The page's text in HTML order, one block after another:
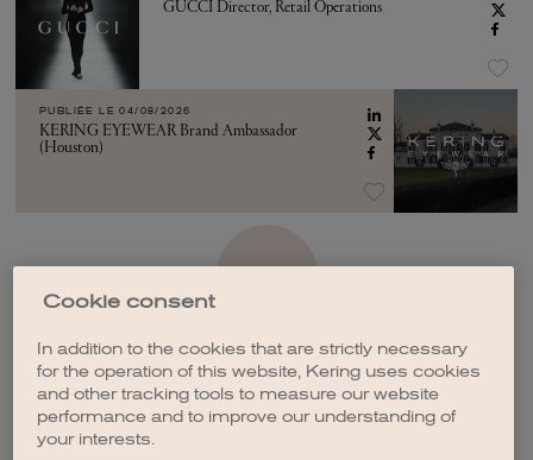
GUCCI Director, Retail Operations
PUBLIÉE LE 04/08/2026
KERING EYEWEAR Brand Ambassador
(Houston)
CRÉER UNE ALERTE
Cookie consent
In addition to the cookies that are strictly necessary
for the operation of this website, Kering uses cookies
and other tracking tools to measure our website
performance and to improve our understanding of
your interests.